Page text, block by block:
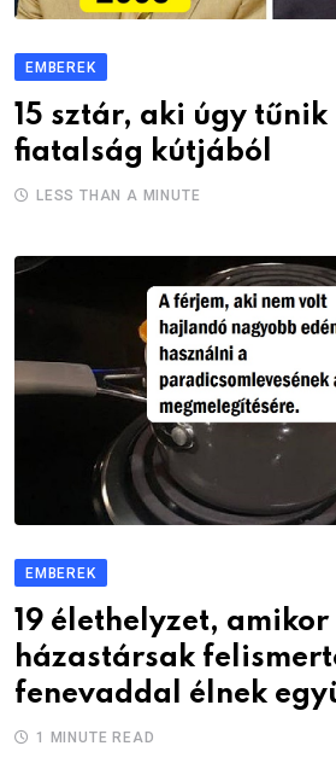
EMBEREK
15 sztár, aki úgy
fiatalság kútjából
LESS THAN A MINUTE
EMBEREK
19 élethelyzet, amikor
házastársak
fenevaddal élnek
1 MINUTE READ